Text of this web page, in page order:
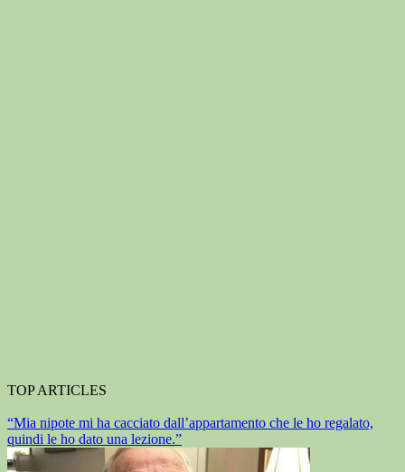
TOP ARTICLES
“Mia nipote mi ha cacciato dall’appartamento che le ho regalato,
quindi le ho dato una lezione.”